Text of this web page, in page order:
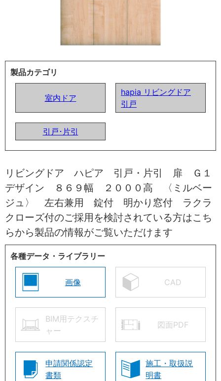
製品カテゴリ
室内ドア
hapia リビングドア
引戸
引戸･片引
リビングドア ハピア 引戸・片引 扉 Ｇ１
デザイン ８６９幅 ２０００高 〈ミルベー
ジュ〉 左右兼用 錠付 明かり窓付 ラクラ
クローズ付のご採用を検討されている方はこち
らから製品の情報がご覧いただけます
各種データ・ライブラリー
画像 CAD
BIM用テクスチ
ャー
図面PDF
申請関係認定
書類
施工・取扱説
明書